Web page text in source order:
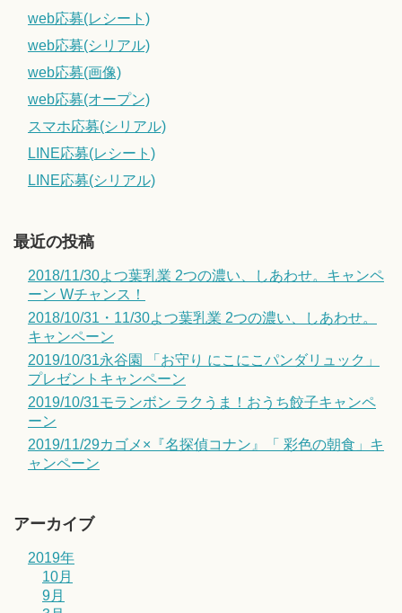
web応募(レシート)
web応募(シリアル)
web応募(画像)
web応募(オープン)
スマホ応募(シリアル)
LINE応募(レシート)
LINE応募(シリアル)
最近の投稿
2018/11/30よつ葉乳業 2つの濃い、しあわせ。キャンペ
ーン Wチャンス！
2018/10/31・11/30よつ葉乳業 2つの濃い、しあわせ。
キャンペーン
2019/10/31永谷園 「お守り にこにこパンダリュック」
プレゼントキャンペーン
2019/10/31モランボン ラクうま！おうち餃子キャンペ
ーン
2019/11/29カゴメ×『名探偵コナン』「 彩色の朝食」キ
ャンペーン
アーカイブ
2019年
10月
9月